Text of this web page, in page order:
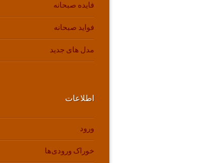
فایده صبحانه
فواید صبحانه
مدل های جدید
اطلاعات
ورود
خوراک ورودی‌ها